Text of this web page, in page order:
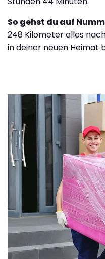
So gehst du auf
248 Kilometer alles
in deiner neuen Heimat